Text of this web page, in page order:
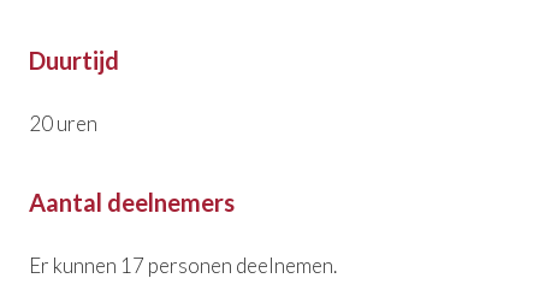
Duurtijd
20 uren
Aantal deelnemers
Er kunnen 17 personen deelnemen.